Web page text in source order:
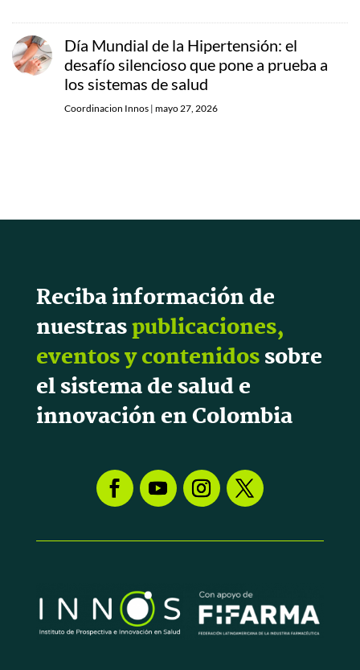
Día Mundial de la Hipertensión: el
desafío silencioso que pone a prueba a
los sistemas de salud
Coordinacion Innos | mayo 27, 2026
Reciba información de
nuestraspublicaciones,
eventos y contenidossobre
el sistema de salud e
innovación en Colombia